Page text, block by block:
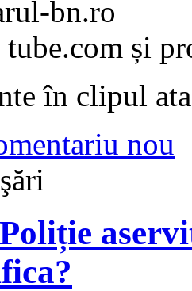
bn.ro
și
în clipul
nou